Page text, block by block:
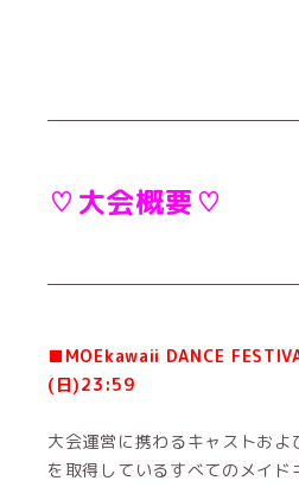
♡大会概要♡
■MOEkawaii DANCE
(日)23:59
大会運営に携わるキャストおよ
を取得しているすべてのメイ